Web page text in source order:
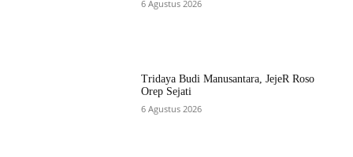
6 Agustus 2026
Tridaya Budi Manusantara, JejeR Roso
Orep Sejati
6 Agustus 2026